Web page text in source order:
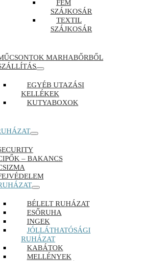
FÉM
SZÁJKOSÁR
TEXTIL
SZÁJKOSÁR
MARHABŐRBŐL
EGYÉB UTAZÁSI
KELLÉKEK
KUTYABOXOK
– BAKANCS
BÉLELT RUHÁZAT
ESŐRUHA
INGEK
JÓLLÁTHATÓSÁGI
RUHÁZAT
KABÁTOK
MELLÉNYEK